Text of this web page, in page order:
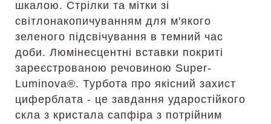
шкалою. Стрілки та мітки зі
світлонакопичуванням для м'якого
зеленого підсвічування в темний час
доби. Люмінесцентні вставки покриті
зареєстрованою речовиною Super-
Luminova®. Турбота про якісний захист
циферблата - це завдання ударостійкого
скла з кристала сапфіра з потрійним